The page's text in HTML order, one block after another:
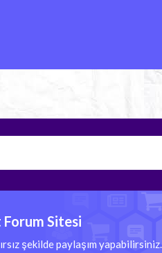
Sitesi
şekilde paylaşım